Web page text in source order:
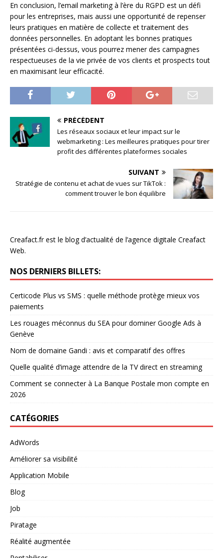
En conclusion, l’email marketing à l’ère du RGPD est un défi
pour les entreprises, mais aussi une opportunité de repenser
leurs pratiques en matière de collecte et traitement des
données personnelles. En adoptant les bonnes pratiques
présentées ci-dessus, vous pourrez mener des campagnes
respectueuses de la vie privée de vos clients et prospects tout
en maximisant leur efficacité.
PRÉCÉDENT
Les réseaux sociaux et leur impact sur le
webmarketing : Les meilleures pratiques pour tirer
profit des différentes plateformes sociales
SUIVANT
Stratégie de contenu et achat de vues sur TikTok :
comment trouver le bon équilibre
Creafact.fr est le blog d’actualité de l’agence digitale Creafact
Web.
NOS DERNIERS BILLETS:
Certicode Plus vs SMS : quelle méthode protège mieux vos
paiements
Les rouages méconnus du SEA pour dominer Google Ads à
Genève
Nom de domaine Gandi : avis et comparatif des offres
Quelle qualité d’image attendre de la TV direct en streaming
Comment se connecter à La Banque Postale mon compte en
2026
CATÉGORIES
AdWords
Améliorer sa visibilité
Application Mobile
Blog
Job
Piratage
Réalité augmentée